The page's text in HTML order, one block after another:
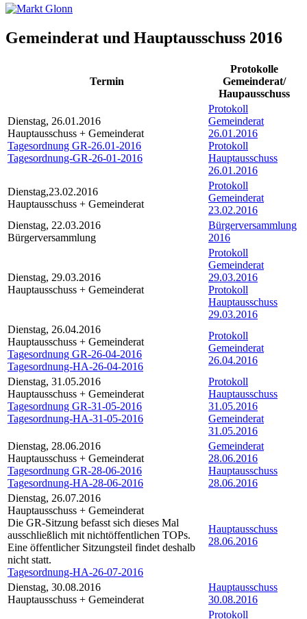
Gemeinderat und Hauptausschuss 2016
Termin
Protokolle
Gemeinderat/
Haupausschuss
Dienstag, 26.01.2016
Hauptausschuss + Gemeinderat
Tagesordnung GR-26.01-2016
Tagesordnung-GR-26-01-2016
Protokoll
Gemeinderat
26.01.2016
Protokoll
Hauptausschuss
26.01.2016
Dienstag,23.02.2016
Hauptausschuss + Gemeinderat
Protokoll
Gemeinderat
23.02.2016
Dienstag, 22.03.2016
Bürgerversammlung
Bürgerversammlung
2016
Dienstag, 29.03.2016
Hauptausschuss + Gemeinderat
Protokoll
Gemeinderat
29.03.2016
Protokoll
Hauptausschuss
29.03.2016
Dienstag, 26.04.2016
Hauptausschuss + Gemeinderat
Tagesordnung GR-26-04-2016
Tagesordnung-HA-26-04-2016
Protokoll
Gemeinderat
26.04.2016
Dienstag, 31.05.2016
Hauptausschuss + Gemeinderat
Tagesordnung GR-31-05-2016
Tagesordnung-HA-31-05-2016
Protokoll
Hauptausschuss
31.05.2016
Gemeinderat
31.05.2016
Dienstag, 28.06.2016
Hauptausschuss + Gemeinderat
Tagesordnung GR-28-06-2016
Tagesordnung-HA-28-06-2016
Gemeinderat
28.06.2016
Hauptausschuss
28.06.2016
Dienstag, 26.07.2016
Hauptausschuss + Gemeinderat
Die GR-Sitzung befasst sich dieses Mal
ausschließlich mit nichtöffentlichen TOPs.
Eine öffentlicher Sitzungsteil findet deshalb
nicht statt.
Tagesordnung-HA-26-07-2016
Hauptausschuss
28.06.2016
Dienstag, 30.08.2016
Hauptausschuss + Gemeinderat
Hauptausschuss
30.08.2016
Protokoll